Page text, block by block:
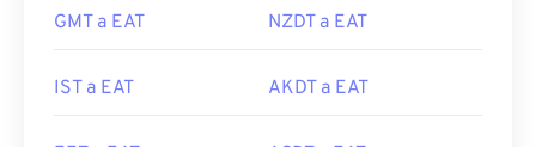
GMT a EAT NZDT a EAT
IST a EAT AKDT a EAT